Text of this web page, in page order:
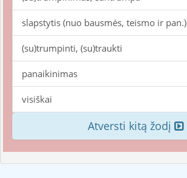
slapstytis (nuo bausmės, teismo ir pan.)
(su)trumpinti, (su)traukti
panaikinimas
visiškai
Atversti kitą žodį